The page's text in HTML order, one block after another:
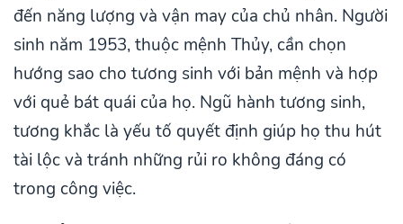
đến năng lượng và vận may của chủ nhân. Người
sinh năm 1953, thuộc mệnh Thủy, cần chọn
hướng sao cho tương sinh với bản mệnh và hợp
với quẻ bát quái của họ. Ngũ hành tương sinh,
tương khắc là yếu tố quyết định giúp họ thu hút
tài lộc và tránh những rủi ro không đáng có
trong công việc.